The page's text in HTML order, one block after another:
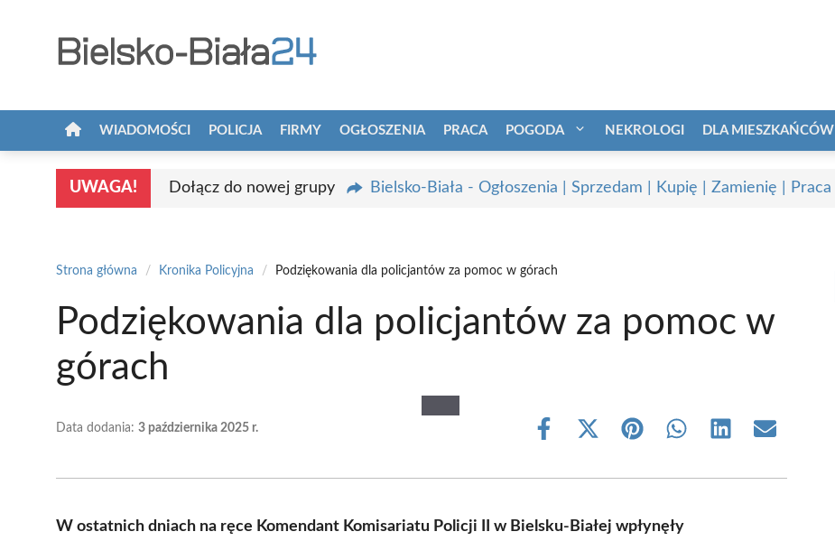
WIADOMOŚCI POLICJA FIRMY OGŁOSZENIA PRACA POGODA NEKROLOGI DLA MIESZKAŃCÓW
UWAGA! Dołącz do nowej grupy Bielsko-Biała - Ogłoszenia | Sprzedam | Kupię | Zamienię | Praca
Strona główna / Kronika Policyjna / Podziękowania dla policjantów za pomoc w górach
Podziękowania dla policjantów za pomoc w
górach
Data dodania: 3 października 2025 r.
Share
Share
(Twitter)
Share Share Share Share
W ostatnich dniach na ręce Komendant Komisariatu Policji II w Bielsku-Białej wpłynęły